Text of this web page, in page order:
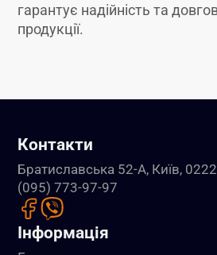
гарантує надійність та
продукції.
Контакти
Братиславська 52-А, Київ,
(095) 773-97-97
Інформація